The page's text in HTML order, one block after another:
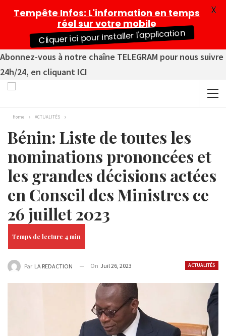
Abonnez-vous à notre chaîne TELEGRAM pour nous suivre
24h/24, en cliquant ICI
Home ACTUALITÉS
Bénin: Liste de toutes les
nominations prononcées et
les grandes décisions actées
en Conseil des Ministres ce
26 juillet 2023
ACTUALITÉS
Par LA REDACTION On Juil 26, 2023
Tempête Infos: L'information en temps
réel sur votre mobile
Cliquer ici pour installer l'application
X